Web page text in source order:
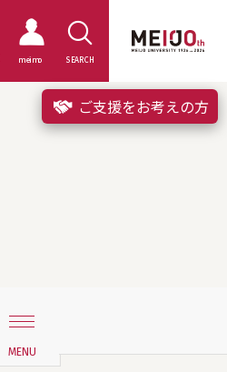
meimo SEARCH
ご支援をお考えの方